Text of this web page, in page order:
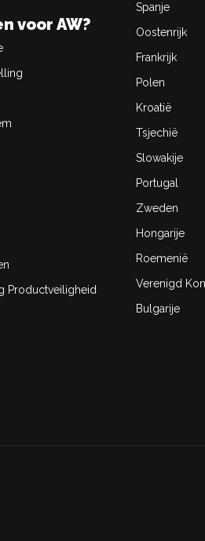
voor AW?
Productveiligheid
Spanje
Oostenrijk
Frankrijk
Polen
Kroatië
Tsjechië
Slowakije
Portugal
Zweden
Hongarije
Roemenië
Verenigd
Bulgarije